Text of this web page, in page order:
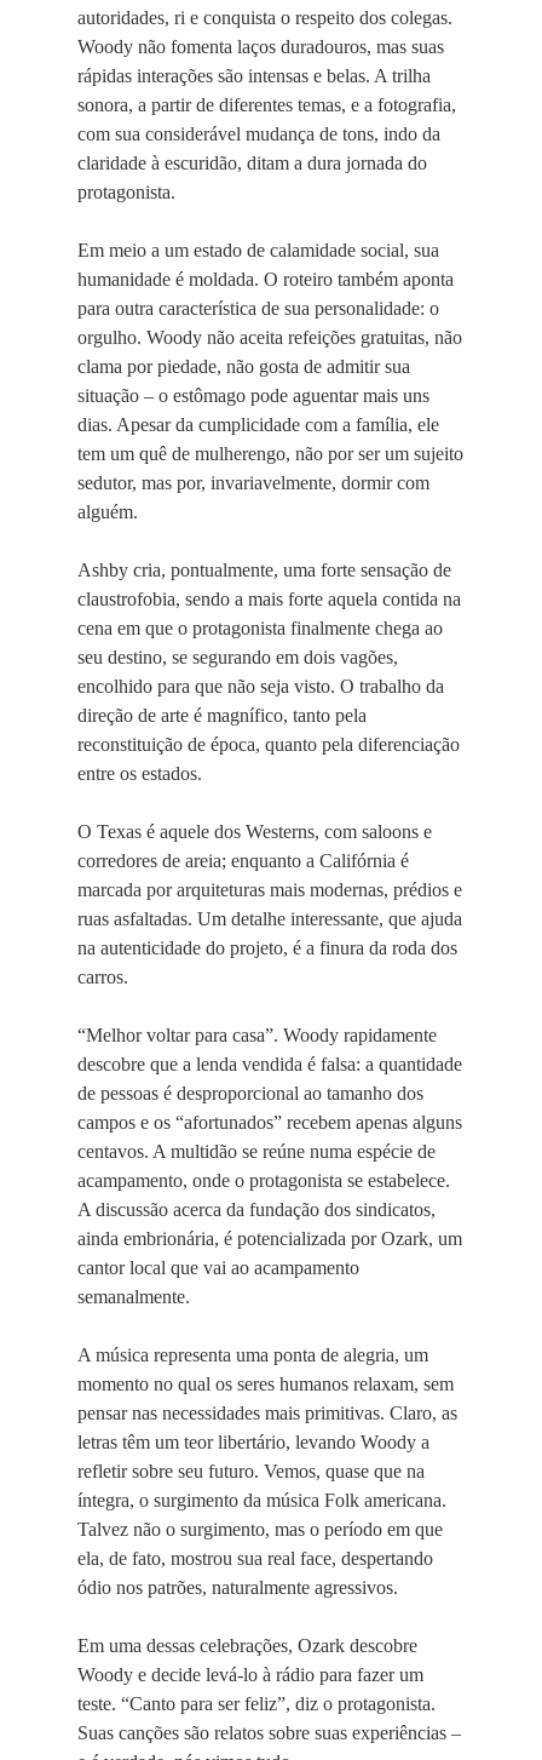
autoridades, ri e conquista o respeito dos colegas.
Woody não fomenta laços duradouros, mas suas
rápidas interações são intensas e belas. A trilha
sonora, a partir de diferentes temas, e a fotografia,
com sua considerável mudança de tons, indo da
claridade à escuridão, ditam a dura jornada do
protagonista.
Em meio a um estado de calamidade social, sua
humanidade é moldada. O roteiro também aponta
para outra característica de sua personalidade: o
orgulho. Woody não aceita refeições gratuitas, não
clama por piedade, não gosta de admitir sua
situação – o estômago pode aguentar mais uns
dias. Apesar da cumplicidade com a família, ele
tem um quê de mulherengo, não por ser um sujeito
sedutor, mas por, invariavelmente, dormir com
alguém.
Ashby cria, pontualmente, uma forte sensação de
claustrofobia, sendo a mais forte aquela contida na
cena em que o protagonista finalmente chega ao
seu destino, se segurando em dois vagões,
encolhido para que não seja visto. O trabalho da
direção de arte é magnífico, tanto pela
reconstituição de época, quanto pela diferenciação
entre os estados.
O Texas é aquele dos Westerns, com saloons e
corredores de areia; enquanto a Califórnia é
marcada por arquiteturas mais modernas, prédios e
ruas asfaltadas. Um detalhe interessante, que ajuda
na autenticidade do projeto, é a finura da roda dos
carros.
“Melhor voltar para casa”. Woody rapidamente
descobre que a lenda vendida é falsa: a quantidade
de pessoas é desproporcional ao tamanho dos
campos e os “afortunados” recebem apenas alguns
centavos. A multidão se reúne numa espécie de
acampamento, onde o protagonista se estabelece.
A discussão acerca da fundação dos sindicatos,
ainda embrionária, é potencializada por Ozark, um
cantor local que vai ao acampamento
semanalmente.
A música representa uma ponta de alegria, um
momento no qual os seres humanos relaxam, sem
pensar nas necessidades mais primitivas. Claro, as
letras têm um teor libertário, levando Woody a
refletir sobre seu futuro. Vemos, quase que na
íntegra, o surgimento da música Folk americana.
Talvez não o surgimento, mas o período em que
ela, de fato, mostrou sua real face, despertando
ódio nos patrões, naturalmente agressivos.
Em uma dessas celebrações, Ozark descobre
Woody e decide levá-lo à rádio para fazer um
teste. “Canto para ser feliz”, diz o protagonista.
Suas canções são relatos sobre suas experiências –